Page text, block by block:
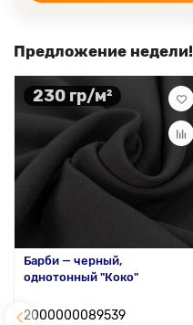
Предложение недели!
230 гр/м²
Барби — черный,
однотонный "Коко"
2000000089539